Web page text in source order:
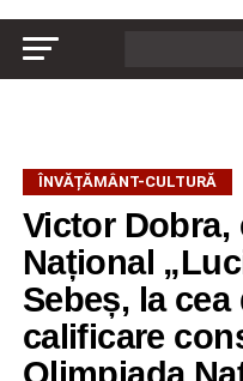
ÎNVĂȚĂMÂNT-CULTURĂ
Victor Dobra,
Național
Sebeș, la cea
calificare